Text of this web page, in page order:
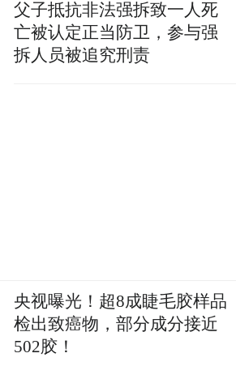
剧里面小嘉玲的婴儿肥，和
给人留下了很深的印象，
父子抵抗非法强拆致一人死
亡被认定正当防卫，参与强
拆人员被追究刑责
央视曝光！超8成睫毛胶样品
检出致癌物，部分成分接近
502胶！